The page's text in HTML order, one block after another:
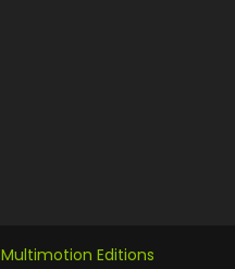
Multimotion Editions